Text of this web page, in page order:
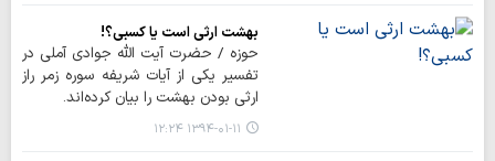
بهشت ارثی است یا کسبی؟!
حوزه / حضرت آیت الله جوادی آملی در
تفسیر یکی از آیات شریفه سوره زمر راز
ارثی بودن بهشت را بیان کرده‌اند.
۱۳۹۴-۰۱-۱۱ ۱۲:۲۴